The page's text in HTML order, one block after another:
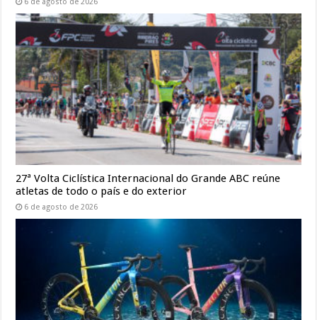
27ª Volta Ciclística Internacional do Grande ABC reúne
atletas de todo o país e do exterior
6 de agosto de 2026